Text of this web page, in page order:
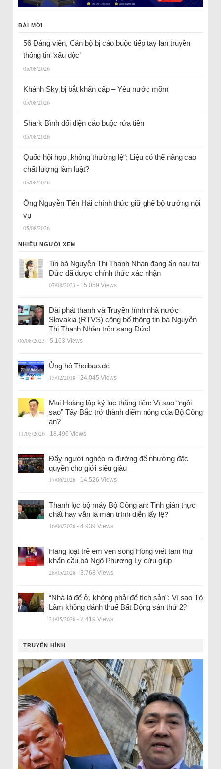
BÀI MỚI
56 Đảng viên, Cán bộ bị cáo buộc tiếp tay lan truyền
thông tin ‘xấu độc’
05/08/2026
Khánh Sky bị bắt khẩn cấp – Yêu nước mõm
05/08/2026
Shark Bình đối diện cáo buộc rửa tiền
05/08/2026
Quốc hội họp „không thường lệ“: Liệu có thể nâng cao
chất lượng làm luật?
05/08/2026
Ông Nguyễn Tiến Hải chính thức giữ ghế bộ trưởng nội
vụ
05/08/2026
NHIỀU NGƯỜI XEM
Tin bà Nguyễn Thị Thanh Nhàn đang ẩn náu tại
Đức đã được chính thức xác nhận
07/08/2023 - 15.059 Views
Đài phát thanh và Truyền hình nhà nước
Slovakia (RTVS) công bố thông tin bà Nguyễn
Thị Thanh Nhàn trốn sang Đức!
06/08/2023 - 5.163 Views
Ủng hộ Thoibao.de
15/02/2018 - 24.045 Views
Mai Hoàng lập kỷ lục thăng tiến: Vì sao “ngôi
sao” Tây Bắc trở thành điểm nóng của Bộ Công
an?
11/05/2026 - 18.496 Views
Đẩy người nghèo ra đường để nhường đặc
quyền cho giới siêu giàu
17/06/2026 - 14.526 Views
Thanh lọc bộ máy Bộ Công an: Tinh giản thực
chất hay vẫn là màn trình diễn lấy lệ?
16/06/2026 - 4.939 Views
Hàng loạt trẻ em ven sông Hồng viết tâm thư
khẩn cầu bà Ngô Phương Ly cứu giúp
28/05/2026 - 3.768 Views
“Nhà là để ở, không phải để tích sản”: Vì sao Tô
Lâm không đánh thuế Bất Động sản thứ 2?
24/05/2026 - 2.419 Views
TRUYỀN HÌNH